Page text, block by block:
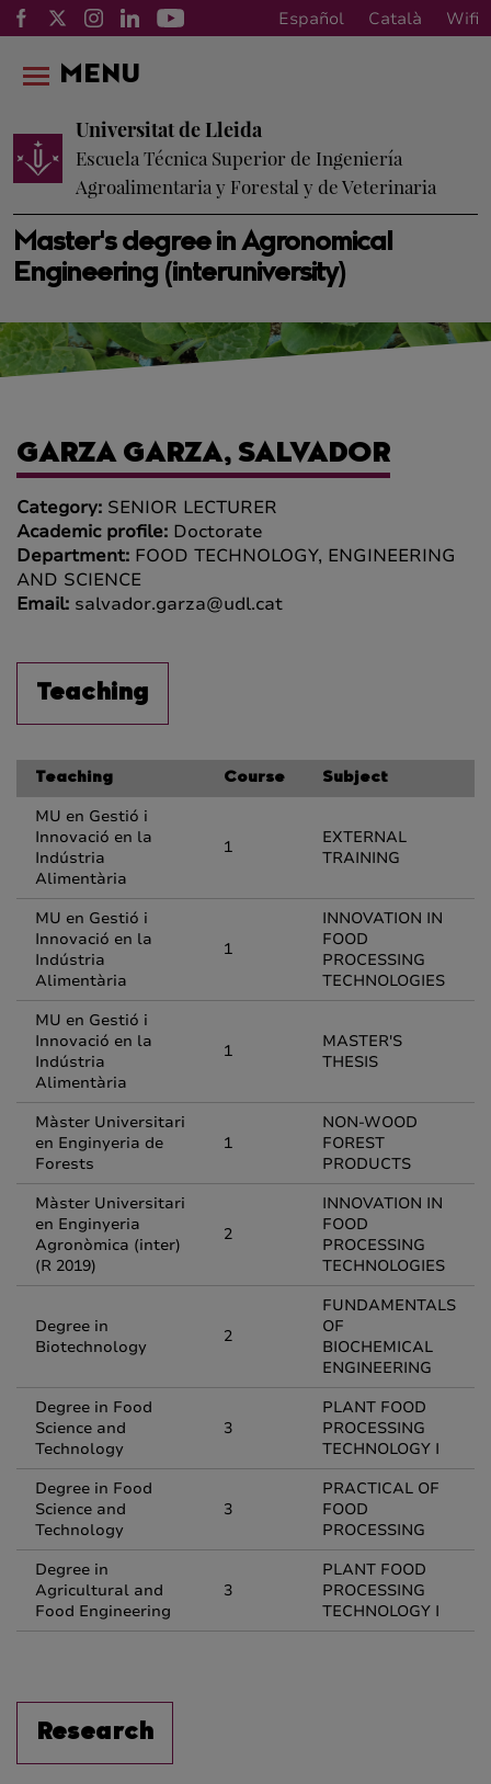
Español Català Wifi
Master's degree in Agronomical
Engineering (interuniversity)
Universitat de Lleida
Escuela Técnica Superior de Ingeniería
Agroalimentaria y Forestal y de Veterinaria
MENU
GARZA GARZA, SALVADOR
Category: SENIOR LECTURER
Academic profile: Doctorate
Department: FOOD TECHNOLOGY, ENGINEERING
AND SCIENCE
Email: salvador.garza@udl.cat
Teaching
Teaching Course Subject
MU en Gestió i
Innovació en la
Indústria
Alimentària
1
EXTERNAL
TRAINING
MU en Gestió i
Innovació en la
Indústria
Alimentària
1
INNOVATION IN
FOOD
PROCESSING
TECHNOLOGIES
MU en Gestió i
Innovació en la
Indústria
Alimentària
1
MASTER'S
THESIS
Màster Universitari
en Enginyeria de
Forests
1
NON-WOOD
FOREST
PRODUCTS
Màster Universitari
en Enginyeria
Agronòmica (inter)
(R 2019)
2
INNOVATION IN
FOOD
PROCESSING
TECHNOLOGIES
Degree in
Biotechnology
2
FUNDAMENTALS
OF
BIOCHEMICAL
ENGINEERING
Degree in Food
Science and
Technology
3
PLANT FOOD
PROCESSING
TECHNOLOGY I
Degree in Food
Science and
Technology
3
PRACTICAL OF
FOOD
PROCESSING
Degree in
Agricultural and
Food Engineering
3
PLANT FOOD
PROCESSING
TECHNOLOGY I
Research